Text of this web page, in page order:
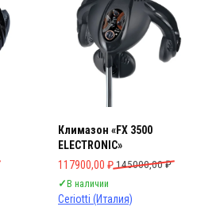
145000,00 ₽.
Климазон «FX 3500
ELECTRONIC»
145000,00₽
Первоначальная цена
117900,00 ₽
Текущая цена: 117900,00 ₽.
✓В наличии
Ceriotti (Италия)